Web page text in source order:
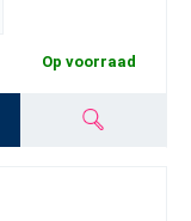
Op voorraad